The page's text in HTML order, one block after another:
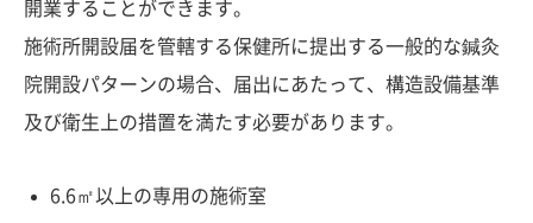
開業することができます。
施術所開設届を管轄する保健所に提出する一般的な鍼灸
院開設パターンの場合、届出にあたって、構造設備基準
及び衛生上の措置を満たす必要があります。
6.6㎡以上の専用の施術室